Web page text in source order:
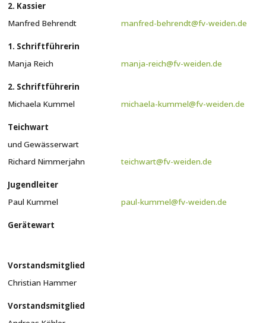
2. Kassier
Manfred Behrendt
manfred-behrendt@fv-weiden.de
1. Schriftführerin
Manja Reich
manja-reich@fv-weiden.de
2. Schriftführerin
Michaela Kummel
michaela-kummel@fv-weiden.de
Teichwart
und Gewässerwart
Richard Nimmerjahn
teichwart@fv-weiden.de
Jugendleiter
Paul Kummel
paul-kummel@fv-weiden.de
Gerätewart
Vorstandsmitglied
Christian Hammer
Vorstandsmitglied